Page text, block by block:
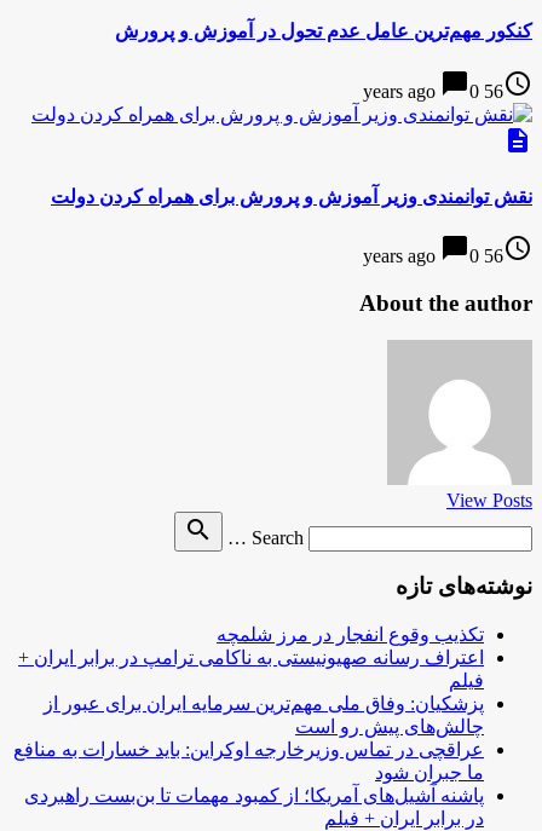
کنکور مهم‌ترین عامل عدم تحول در آموزش و پرورش
access_time
56 years ago
chat_bubble0
description
نقش توانمندی وزیر آموزش و پرورش برای همراه کردن دولت
access_time
56 years ago
chat_bubble0
About the author
View Posts
Search …
search
نوشته‌های تازه
تکذیب وقوع انفجار در مرز شلمچه
اعتراف رسانه صهیونیستی به ناکامی ترامپ در برابر ایران +
فیلم
پزشکیان: وفاق ملی مهم‌ترین سرمایه ایران برای عبور از
چالش‌های پیش رو است
عراقچی در تماس وزیرخارجه اوکراین: باید خسارات به منافع
ما جبران شود
پاشنه آشیل‌های آمریکا؛ از کمبود مهمات تا بن‌بست راهبردی
در برابر ایران + فیلم